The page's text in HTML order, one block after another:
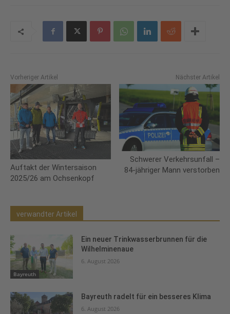
Vorheriger Artikel
Auftakt der Wintersaison
2025/26 am Ochsenkopf
Nächster Artikel
Schwerer Verkehrsunfall –
84-jähriger Mann verstorben
verwandter Artikel
Bayreuth
Ein neuer Trinkwasserbrunnen für die
Wilhelminenaue
6. August 2026
Bayreuth radelt für ein besseres Klima
6. August 2026